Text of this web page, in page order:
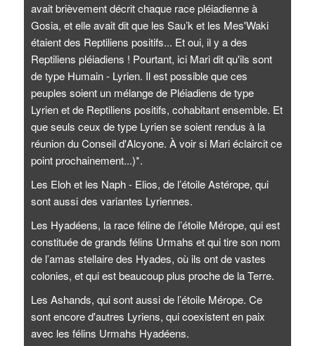
avait brièvement décrit chaque race pléiadienne à
Gosia, et elle avait dit que les Sau’k et les Mes'Waki
étaient des Reptiliens positifs... Et oui, il y a des
Reptiliens pléiadiens ! Pourtant, ici Mari dit qu'ils sont
de type Humain - Lyrien. Il est possible que ces
peuples soient un mélange de Pléiadiens de type
Lyrien et de Reptiliens positifs, cohabitant ensemble. Et
que seuls ceux de type Lyrien se soient rendus à la
réunion du Conseil d'Alcyone. À voir si Mari éclaircit ce
point prochainement...)*.
Les Eloh et les Naph - Elios, de l’étoile Astérope, qui
sont aussi des variantes Lyriennes.
Les Hyadéens, la race féline de l’étoile Mérope, qui est
constituée de grands félins Urmahs et qui tire son nom
de l’amas stellaire des Hyades, où ils ont de vastes
colonies, et qui est beaucoup plus proche de la Terre.
Les Ashands, qui sont aussi de l’étoile Mérope. Ce
sont encore d'autres Lyriens, qui coexistent en paix
avec les félins Urmahs Hyadéens.